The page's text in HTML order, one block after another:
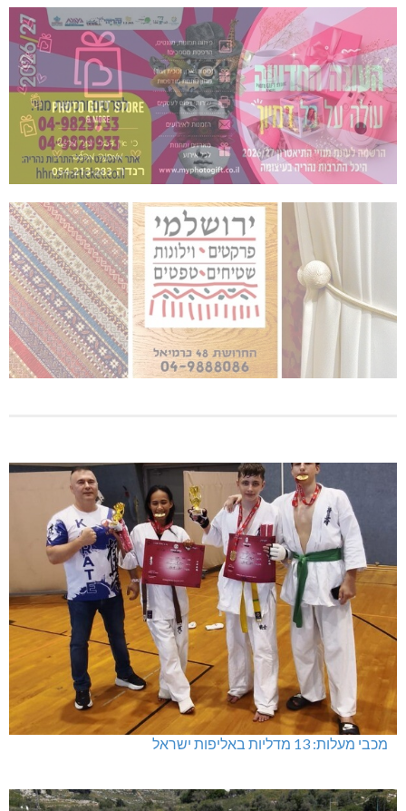
מכבי מעלות: 13 מדליות באליפות ישראל